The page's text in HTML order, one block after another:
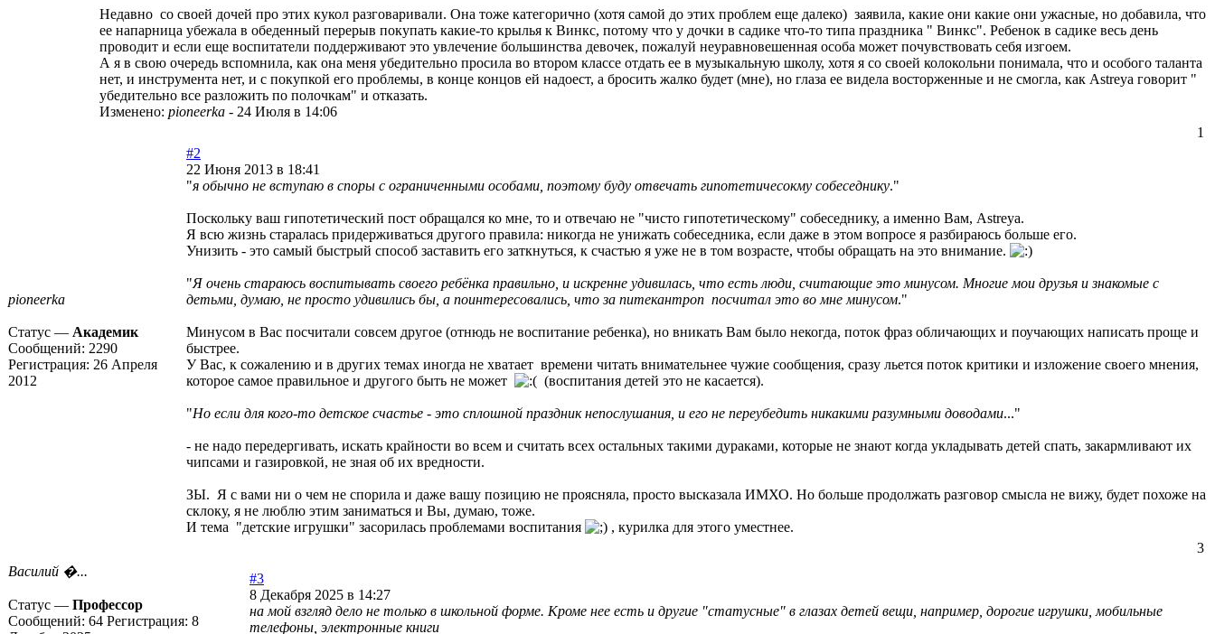
Недавно со своей дочей про этих кукол разговаривали. Она тоже категорично (хотя самой до этих проблем еще далеко) заявила, какие они какие они ужасные, но добавила, что
ее напарница убежала в обеденный перерыв покупать какие-то крылья к Винкс, потому что у дочки в садике что-то типа праздника " Винкс". Ребенок в садике весь день
проводит и если еще воспитатели поддерживают это увлечение большинства девочек, пожалуй неуравновешенная особа может почувствовать себя изгоем.
А я в свою очередь вспомнила, как она меня убедительно просила во втором классе отдать ее в музыкальную школу, хотя я со своей колокольни понимала, что и особого таланта
нет, и инструмента нет, и с покупкой его проблемы, в конце концов ей надоест, а бросить жалко будет (мне), но глаза ее видела восторженные и не смогла, как Astreya говорит "
убедительно все разложить по полочкам" и отказать.
Изменено: pioneerka - 24 Июля в 14:06
1
pioneerka
Статус — Академик
Сообщений: 2290
Регистрация: 26 Апреля
2012
#2
22 Июня 2013 в 18:41
"я обычно не вступаю в споры с ограниченными особами, поэтому буду отвечать гипотетичесокму собеседнику."
Поскольку ваш гипотетический пост обращался ко мне, то и отвечаю не "чисто гипотетическому" собеседнику, а именно Вам, Astreya.
Я всю жизнь старалась придерживаться другого правила: никогда не унижать собеседника, если даже в этом вопросе я разбираюсь больше его.
Унизить - это самый быстрый способ заставить его заткнуться, к счастью я уже не в том возрасте, чтобы обращать на это внимание.
"Я очень стараюсь воспитывать своего ребёнка правильно, и искренне удивилась, что есть люди, считающие это минусом. Многие мои друзья и знакомые с
детьми, думаю, не просто удивились бы, а поинтересовались, что за питекантроп посчитал это во мне минусом."
Минусом в Вас посчитали совсем другое (отнюдь не воспитание ребенка), но вникать Вам было некогда, поток фраз обличающих и поучающих написать проще и
быстрее.
У Вас, к сожалению и в других темах иногда не хватает времени читать внимательнее чужие сообщения, сразу льется поток критики и изложение своего мнения,
которое самое правильное и другого быть не может
(воспитания детей это не касается).
"Но если для кого-то детское счастье - это сплошной праздник непослушания, и его не переубедить никакими разумными доводами..."
- не надо передергивать, искать крайности во всем и считать всех остальных такими дураками, которые не знают когда укладывать детей спать, закармливают их
чипсами и газировкой, не зная об их вредности.
ЗЫ. Я с вами ни о чем не спорила и даже вашу позицию не проясняла, просто высказала ИМХО. Но больше продолжать разговор смысла не вижу, будет похоже на
склоку, я не люблю этим заниматься и Вы, думаю, тоже.
И тема "детские игрушки" засорилась проблемами воспитания
, курилка для этого уместнее.
3
Василий �...
Статус — Профессор
Сообщений: 64 Регистрация: 8
#3
8 Декабря 2025 в 14:27
на мой взгляд дело не только в школьной форме. Кроме нее есть и другие "статусные" в глазах детей вещи, например, дорогие игрушки, мобильные
телефоны, электронные книги